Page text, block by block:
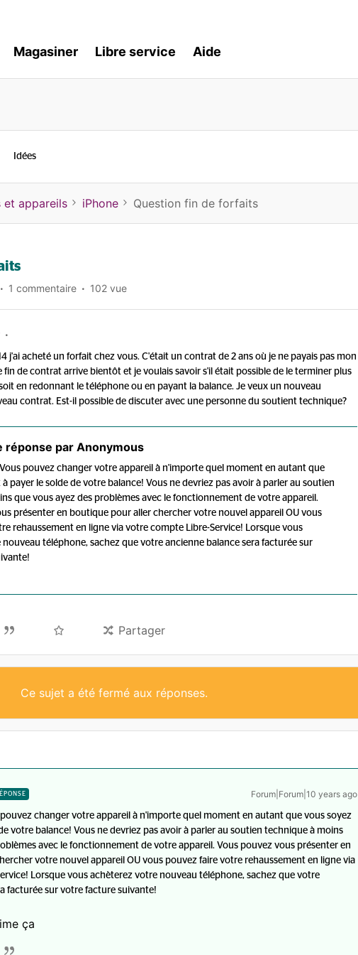
Magasiner Libre service Aide
Idées
et appareils iPhone Question fin de forfaits
1 commentaire 102 vue
j'ai acheté un forfait chez vous. C'était un contrat de 2 ans où je ne payais pas mon
fin de contrat arrive bientôt et je voulais savoir s'il était possible de le terminer plus
en redonnant le téléphone ou en payant la balance. Je veux un nouveau
contrat. Est-il possible de discuter avec une personne du soutient technique?
réponse par Anonymous
pouvez changer votre appareil à n'importe quel moment en autant que
payer le solde de votre balance! Vous ne devriez pas avoir à parler au soutien
que vous ayez des problèmes avec le fonctionnement de votre appareil.
présenter en boutique pour aller chercher votre nouvel appareil OU vous
rehaussement en ligne via votre compte Libre-Service! Lorsque vous
téléphone, sachez que votre ancienne balance sera facturée sur
Partager
Ce sujet a été fermé aux réponses.
Forum|Forum|10 years ago
changer votre appareil à n'importe quel moment en autant que vous soyez
votre balance! Vous ne devriez pas avoir à parler au soutien technique à moins
avec le fonctionnement de votre appareil. Vous pouvez vous présenter en
votre nouvel appareil OU vous pouvez faire votre rehaussement en ligne via
Lorsque vous achèterez votre nouveau téléphone, sachez que votre
facturée sur votre facture suivante!
ça